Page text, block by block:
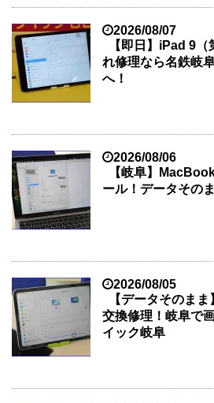
2026/08/07
【即日】iPad 9
れ修理なら名鉄岐
へ！
2026/08/06
【岐阜】
ール！データその
2026/08/05
【データそのま
交換修理！岐阜で
イック岐阜